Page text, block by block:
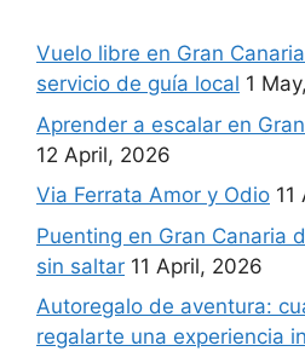
Vuelo libre en Gran
servicio de guía local 1
Aprender a escalar en
12 April, 2026
Via Ferrata Amor y Odio 11
Puenting en Gran Canaria
sin saltar 11 April, 2026
Autoregalo de aventura:
regalarte una experiencia